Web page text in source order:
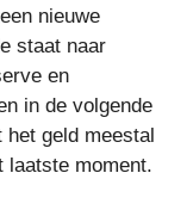
nieuwe
staat naar
en
in de volgende
geld meestal
laatste moment.